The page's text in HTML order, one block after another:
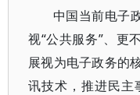
中国当前电子
视“公共服务”、更
展视为电子政务的
讯技术，推进民主